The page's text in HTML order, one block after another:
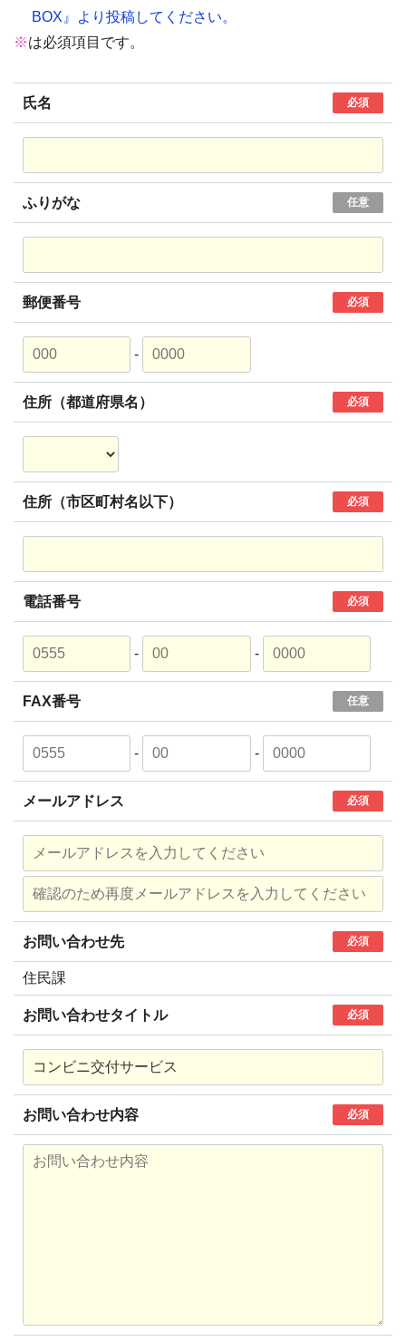
BOX』より投稿してください。
※は必須項目です。
氏名 必須
ふりがな 任意
郵便番号 必須
-
住所（都道府県名） 必須
住所（市区町村名以下） 必須
電話番号 必須
- -
FAX番号 任意
- -
メールアドレス 必須
お問い合わせ先 必須
住民課
お問い合わせタイトル 必須
お問い合わせ内容 必須